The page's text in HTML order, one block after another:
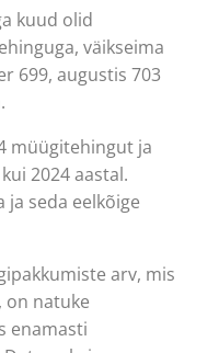
kuud olid
väikseima
699, augustis 703
müügitehingut ja
2024 aastal.
ja seda eelkõige
arv, mis
on natuke
enamasti